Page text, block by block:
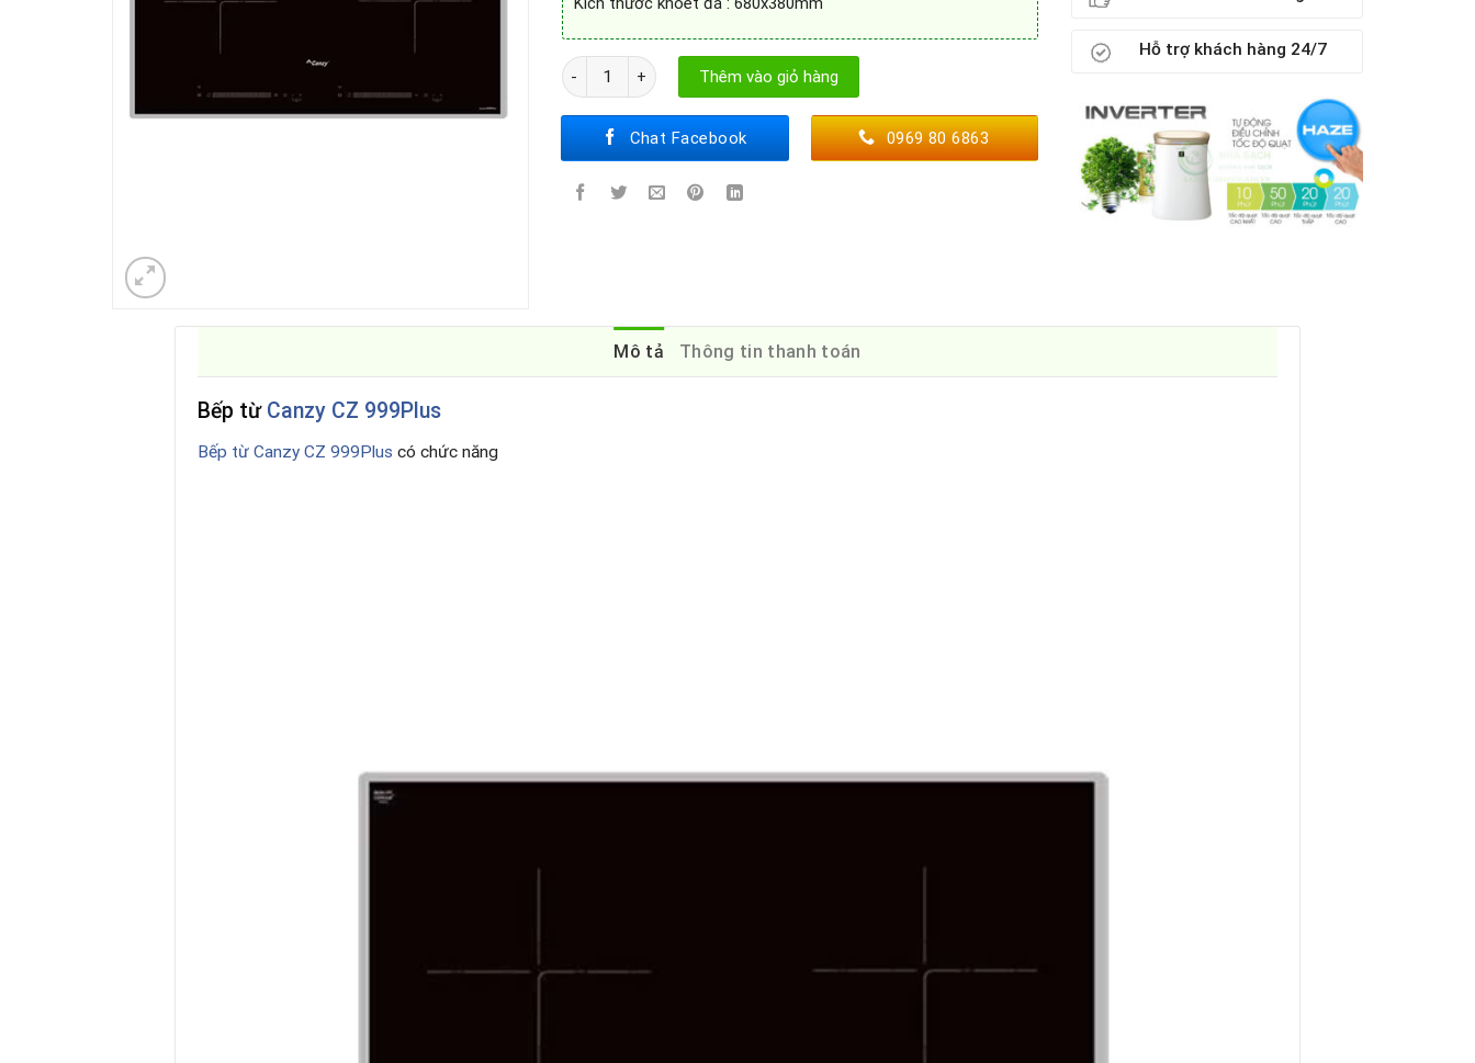
Bếp từ Canzy CZ 999Plus số lượng
Thêm vào giỏ hàng
Chat Facebook 0969 80 6863
Hỗ trợ khách hàng 24/7
Mô tả Thông tin thanh toán
Bếp từ Canzy CZ 999Plus
Bếp từ Canzy CZ 999Plus có chức năng